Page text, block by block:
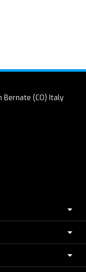
Bernate (CO) Italy